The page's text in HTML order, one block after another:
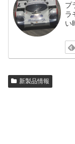
プ
ラ
い
新製品情報